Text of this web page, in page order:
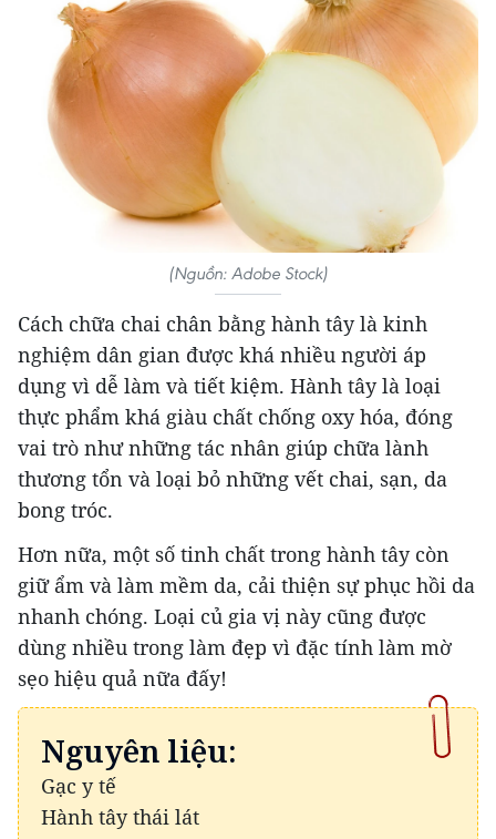
(Nguồn: Adobe Stock)
Cách chữa chai chân bằng hành tây là kinh
nghiệm dân gian được khá nhiều người áp
dụng vì dễ làm và tiết kiệm. Hành tây là loại
thực phẩm khá giàu chất chống oxy hóa, đóng
vai trò như những tác nhân giúp chữa lành
thương tổn và loại bỏ những vết chai, sạn, da
bong tróc.
Hơn nữa, một số tinh chất trong hành tây còn
giữ ẩm và làm mềm da, cải thiện sự phục hồi da
nhanh chóng. Loại củ gia vị này cũng được
dùng nhiều trong làm đẹp vì đặc tính làm mờ
sẹo hiệu quả nữa đấy!
Nguyên liệu:
Gạc y tế
Hành tây thái lát